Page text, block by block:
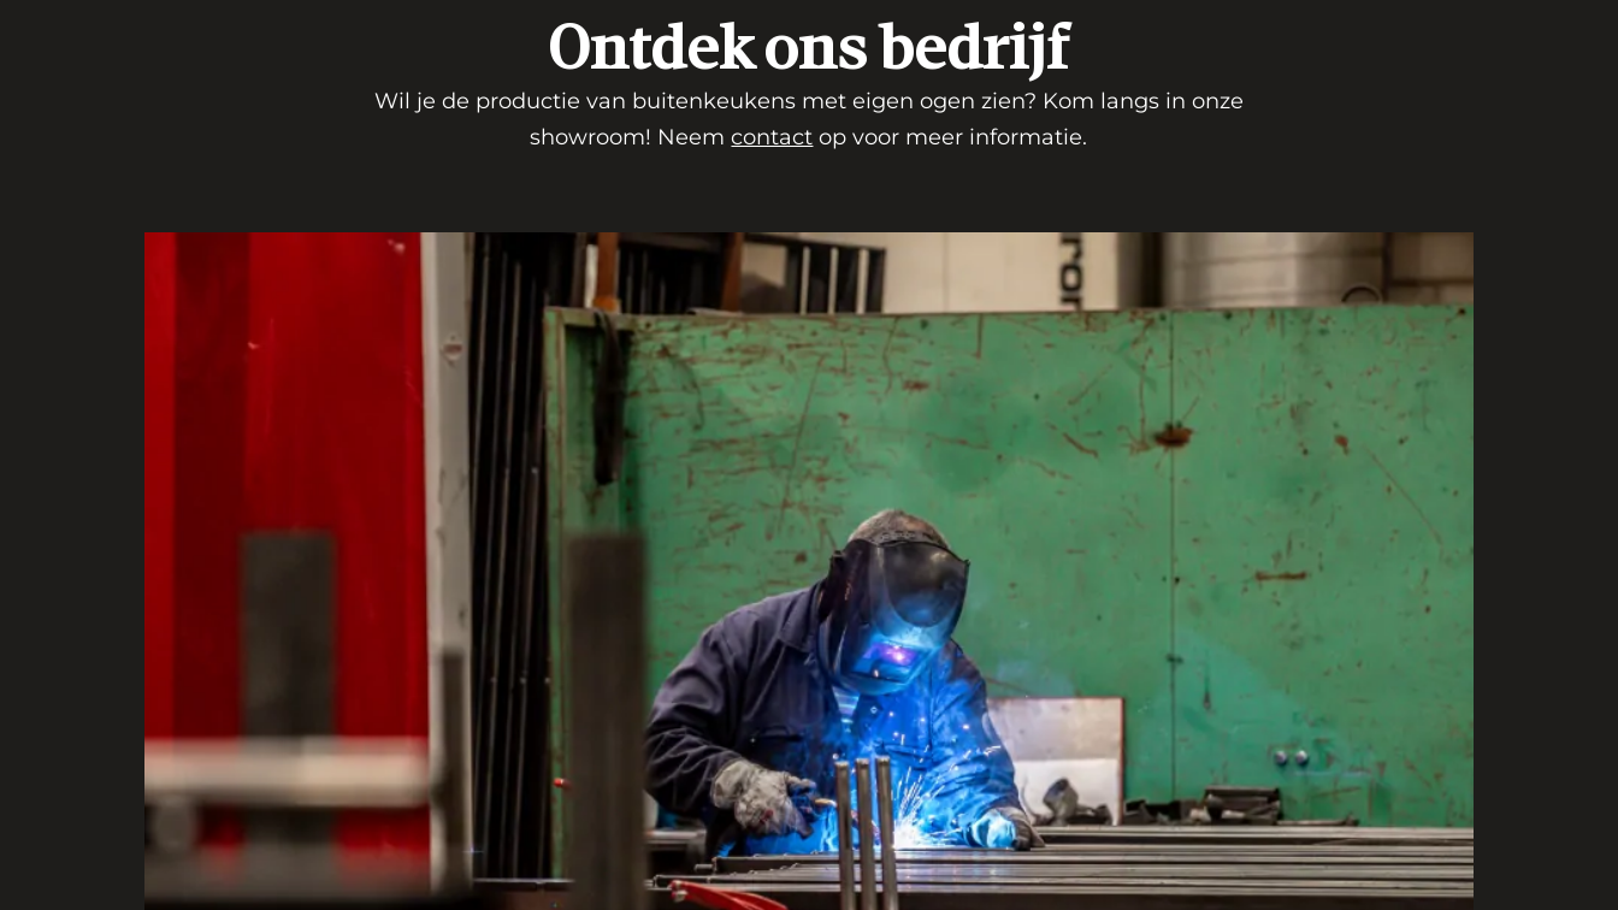
Ontdek ons bedrijf
Wil je de productie van buitenkeukens met eigen ogen zien? Kom langs in onze
showroom! Neemcontact op voor meer informatie.